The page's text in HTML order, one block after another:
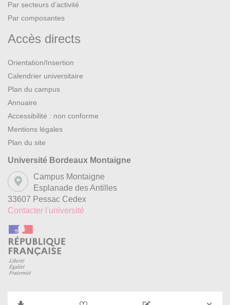
Par secteurs d’activité
Par composantes
Accès directs
Orientation/Insertion
Calendrier universitaire
Plan du campus
Annuaire
Accessibilité : non conforme
Mentions légales
Plan du site
Université Bordeaux Montaigne
Campus Montaigne
Esplanade des Antilles
33607 Pessac Cedex
Contacter l'université